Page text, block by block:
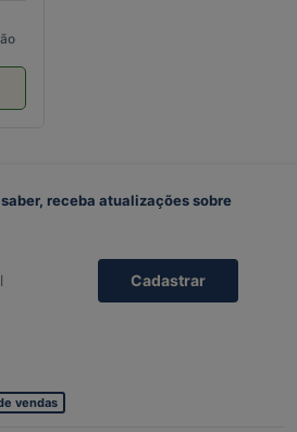
receba atualizações sobre
Cadastrar
vendas